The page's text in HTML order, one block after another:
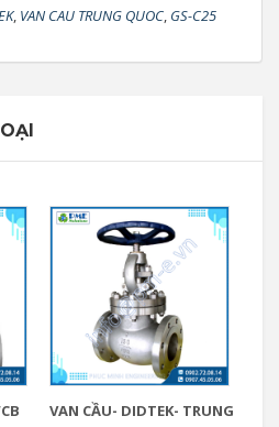
, VAN CAU TRUNG QUOC, GS-C25
VAN CẦU- DIDTEK- TRUNG